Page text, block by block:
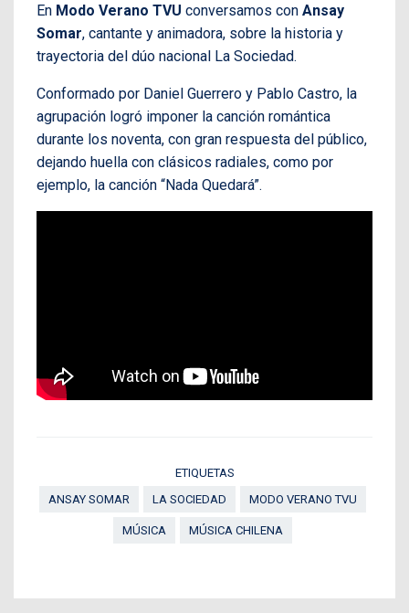
En Modo Verano TVU conversamos con Ansay
Somar, cantante y animadora, sobre la historia y
trayectoria del dúo nacional La Sociedad.
Conformado por Daniel Guerrero y Pablo Castro, la
agrupación logró imponer la canción romántica
durante los noventa, con gran respuesta del público,
dejando huella con clásicos radiales, como por
ejemplo, la canción “Nada Quedará”.
ETIQUETAS
ANSAY SOMAR
LA SOCIEDAD MODO VERANO TVU
MÚSICA MÚSICA CHILENA